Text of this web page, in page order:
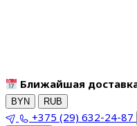
Ближайшая
BYN RUB
+375 (29) 632-24-87